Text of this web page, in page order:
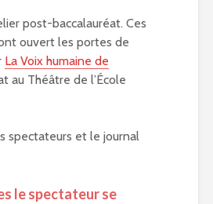
post-baccalauréat. Ces
ouvert les portes de
La Voix humaine de
au Théâtre de l’École
spectateurs et le journal
le spectateur se